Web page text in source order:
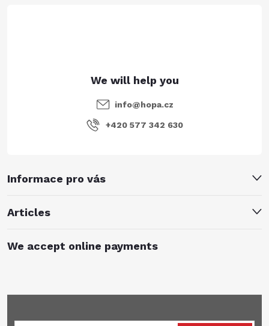
Informace pro vás
Articles
info@hopa.cz
+420 577 342 630
We accept online payments